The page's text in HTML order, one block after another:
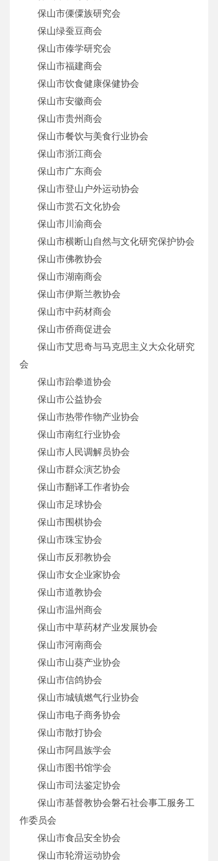
保山市傈僳族研究会
保山绿蚕豆商会
保山市傣学研究会
保山市福建商会
保山市饮食健康保健协会
保山市安徽商会
保山市贵州商会
保山市餐饮与美食行业协会
保山市浙江商会
保山市广东商会
保山市登山户外运动协会
保山市赏石文化协会
保山市川渝商会
保山市横断山自然与文化研究保护协会
保山市佛教协会
保山市湖南商会
保山市伊斯兰教协会
保山市中药材商会
保山市侨商促进会
保山市艾思奇与马克思主义大众化研究
会
保山市跆拳道协会
保山市公益协会
保山市热带作物产业协会
保山市南红行业协会
保山市人民调解员协会
保山市群众演艺协会
保山市翻译工作者协会
保山市足球协会
保山市围棋协会
保山市珠宝协会
保山市反邪教协会
保山市女企业家协会
保山市道教协会
保山市温州商会
保山市中草药材产业发展协会
保山市河南商会
保山市山葵产业协会
保山市信鸽协会
保山市城镇燃气行业协会
保山市电子商务协会
保山市散打协会
保山市阿昌族学会
保山市图书馆学会
保山市司法鉴定协会
保山市基督教协会磐石社会事工服务工
作委员会
保山市食品安全协会
保山市轮滑运动协会